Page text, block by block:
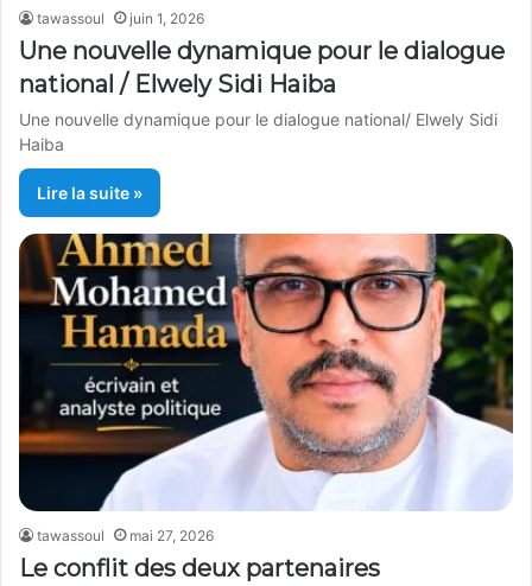
tawassoul juin 1, 2026
Une nouvelle dynamique pour le dialogue
national / Elwely Sidi Haiba
Une nouvelle dynamique pour le dialogue national/ Elwely Sidi
Haiba
Lire la suite »
tawassoul mai 27, 2026
Le conflit des deux partenaires